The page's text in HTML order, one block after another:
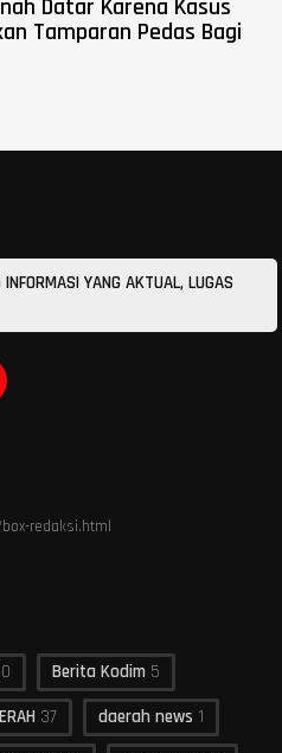
Datar Karena Kasus
Tamparan Pedas Bagi
YANG AKTUAL, LUGAS
redaksi.html
Berita Kodim 5
37 daerah news 1